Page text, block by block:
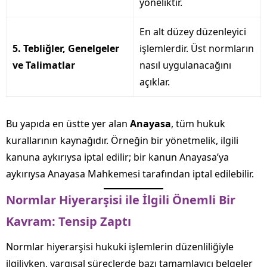
5. Tebliğler, Genelgeler
ve Talimatlar
En alt düzey düzenleyici
işlemlerdir. Üst normların
nasıl uygulanacağını
açıklar.
Bu yapıda en üstte yer alan Anayasa, tüm hukuk
kurallarının kaynağıdır. Örneğin bir yönetmelik, ilgili
kanuna aykırıysa iptal edilir; bir kanun Anayasa’ya
aykırıysa Anayasa Mahkemesi tarafından iptal edilebilir.
Normlar Hiyerarşisi ile İlgili Önemli Bir
Kavram: Tensip Zaptı
Normlar hiyerarşisi hukuki işlemlerin düzenliliğiyle
ilgiliyken, yargısal süreçlerde bazı tamamlayıcı belgeler